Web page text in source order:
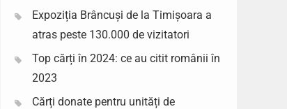
Expoziția Brâncuși de la Timișoara a
atras peste 130.000 de vizitatori
Top cărți în 2024: ce au citit românii în
2023
Cărți donate pentru unități de